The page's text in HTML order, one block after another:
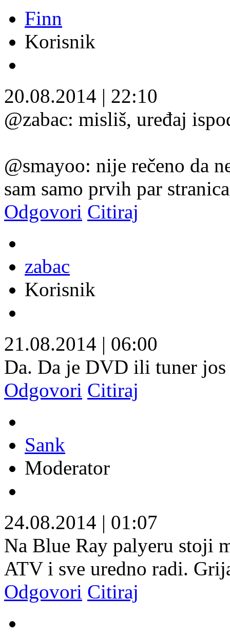
Finn
Korisnik
20.08.2014 | 22:10
@zabac: misliš, uređaj
@smayoo: nije rečeno da
sam samo prvih par
Odgovori Citiraj
zabac
Korisnik
21.08.2014 | 06:00
Da. Da je DVD ili tuner jos
Odgovori Citiraj
Sank
Moderator
24.08.2014 | 01:07
Na Blue Ray palyeru stoji
ATV i sve uredno radi.
Odgovori Citiraj